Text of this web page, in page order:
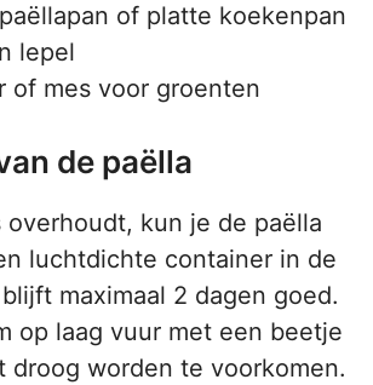
of platte koekenpan
lepel
of mes voor groenten
de paëlla
overhoudt, kun je de paëlla
luchtdichte container in de
maximaal 2 dagen goed.
op laag vuur met een beetje
droog worden te voorkomen.